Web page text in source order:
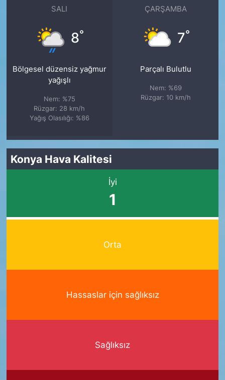
SALI
8°
Bölgesel düzensiz yağmur
yağışlı
Nem: %75
Rüzgar: 28 km/h
Yağış Olasılığı: %86
ÇARŞAMBA
7°
Parçalı Bulutlu
Nem: %69
Rüzgar: 10 km/h
Konya Hava Kalitesi
İyi
1
Orta
Hassaslar için sağlıksız
Sağlıksız